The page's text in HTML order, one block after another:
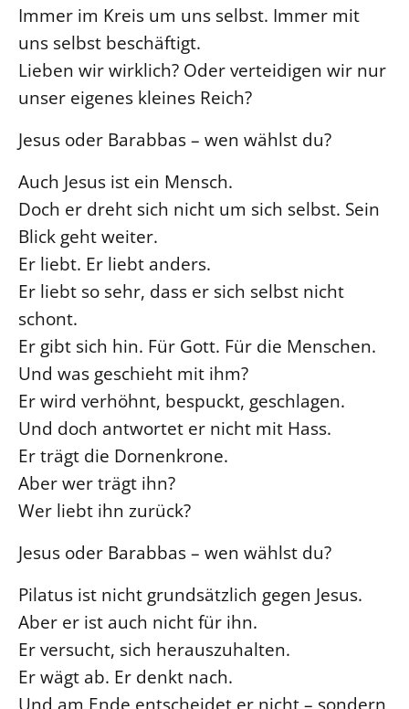
Immer im Kreis um uns selbst. Immer mit
uns selbst beschäftigt.
Lieben wir wirklich? Oder verteidigen wir nur
unser eigenes kleines Reich?
Jesus oder Barabbas – wen wählst du?
Auch Jesus ist ein Mensch.
Doch er dreht sich nicht um sich selbst. Sein
Blick geht weiter.
Er liebt. Er liebt anders.
Er liebt so sehr, dass er sich selbst nicht
schont.
Er gibt sich hin. Für Gott. Für die Menschen.
Und was geschieht mit ihm?
Er wird verhöhnt, bespuckt, geschlagen.
Und doch antwortet er nicht mit Hass.
Er trägt die Dornenkrone.
Aber wer trägt ihn?
Wer liebt ihn zurück?
Jesus oder Barabbas – wen wählst du?
Pilatus ist nicht grundsätzlich gegen Jesus.
Aber er ist auch nicht für ihn.
Er versucht, sich herauszuhalten.
Er wägt ab. Er denkt nach.
Und am Ende entscheidet er nicht – sondern
Fundraising
IT-Service
Corporate Design
Interventionsplan
Kantine Speiseplan
Kirchliches Amtsblatt
Kirchliche Verwaltung
Klimaschutzgesetz
Kunstreferat
NKVK
Öffentlichkeitsarbeit
Personalausschuss
Projektmanagement
Terminstundenplaner